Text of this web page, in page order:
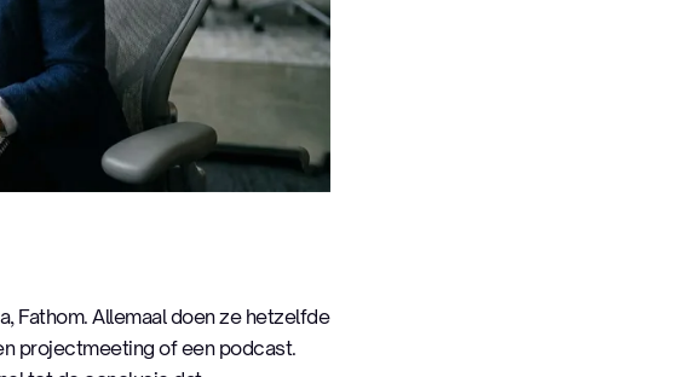
Fathom. Allemaal doen ze hetzelfde
projectmeeting of een podcast.